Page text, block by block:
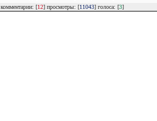
комментарии: [12] просмотры: [11043] голоса: [3]